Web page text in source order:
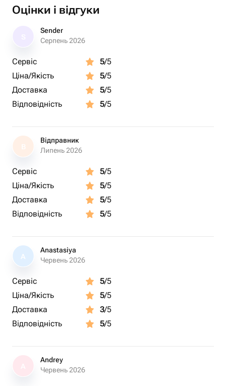
Оцінки і відгуки
Sender
Серпень 2026
Сервіс 5/5
Ціна/Якість
5/5
Доставка
5/5
Відповідність
5/5
В
Відправник
Липень 2026
Сервіс 5/5
Ціна/Якість
5/5
Доставка
5/5
Відповідність
5/5
A
Anastasiya
Червень 2026
Сервіс 5/5
Ціна/Якість
5/5
Доставка
3/5
Відповідність
5/5
Andrey
Червень 2026